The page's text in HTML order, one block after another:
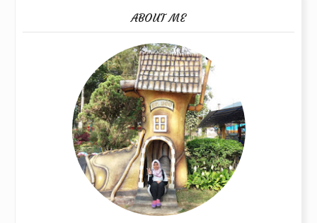
ABOUT ME